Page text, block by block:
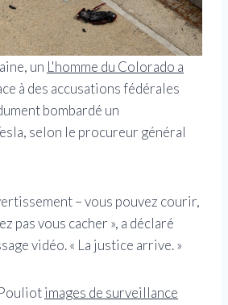
un L'homme du Colorado a
à des accusations fédérales
bombardé un
selon le procureur général
– vous pouvez courir,
pas vous cacher », a déclaré
vidéo. « La justice arrive. »
images de surveillance